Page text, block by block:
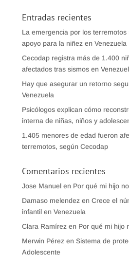
Entradas recientes
La emergencia por los terremotos
apoyo para la niñez en Venezuela
Cecodap registra más de 1.400
afectados tras sismos en
Hay que asegurar un retorno
Venezuela
Psicólogos explican cómo
interna de niñas, niños y
1.405 menores de edad fueron
terremotos, según Cecodap
Comentarios recientes
Jose Manuelen Por qué mi hijo
Damaso melendez en Crece el
infantil en Venezuela
Clara Ramírez en Por qué mi hijo
Merwin Pérez en Sistema de
Adolescente